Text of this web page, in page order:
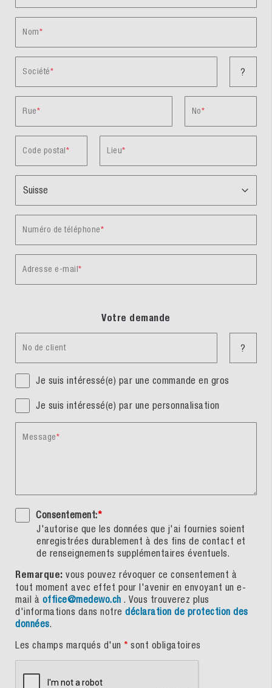
Nom
Société ?
Rue No
Code postal Lieu
Numéro de téléphone
Adresse e-mail
Votre demande
No de client ?
Je suis intéressé(e) par une commande en gros
Je suis intéressé(e) par une personnalisation
Message
Consentement:*
J'autorise que les données que j'ai fournies soient
enregistrées durablement à des fins de contact et
de renseignements supplémentaires éventuels.
Remarque: vous pouvez révoquer ce consentement à
tout moment avec effet pour l'avenir en envoyant un e-
mail à office@medewo.ch . Vous trouverez plus
d'informations dans notre déclaration de protection des
données.
Les champs marqués d'un * sont obligatoires